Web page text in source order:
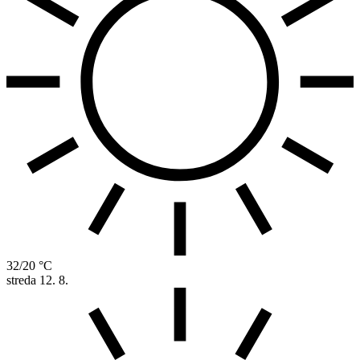
32/20 °C
streda 12. 8.